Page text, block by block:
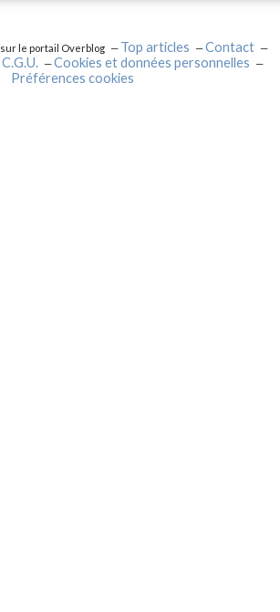
sur le portail Overblog Top articles
Contact
C.G.U.
Cookies et données personnelles
Préférences cookies